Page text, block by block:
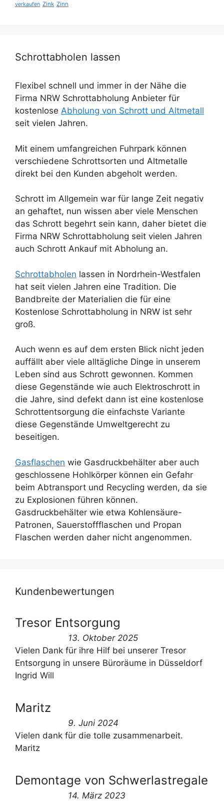
verkaufen Zink Zinn
Schrottabholen lassen
Flexibel schnell und immer in der Nähe die
Firma NRW Schrottabholung Anbieter für
kostenlose Abholung von Schrott und Altmetall
seit vielen Jahren.
Mit einem umfangreichen Fuhrpark können
verschiedene Schrottsorten und Altmetalle
direkt bei den Kunden abgeholt werden.
Schrott im Allgemein war für lange Zeit negativ
an gehaftet, nun wissen aber viele Menschen
das Schrott begehrt sein kann, daher bietet die
Firma NRW Schrottabholung seit vielen Jahren
auch Schrott Ankauf mit Abholung an.
Schrottabholen lassen in Nordrhein-Westfalen
hat seit vielen Jahren eine Tradition. Die
Bandbreite der Materialien die für eine
Kostenlose Schrottabholung in NRW ist sehr
groß.
Auch wenn es auf dem ersten Blick nicht jeden
auffällt aber viele alltägliche Dinge in unserem
Leben sind aus Schrott gewonnen. Kommen
diese Gegenstände wie auch Elektroschrott in
die Jahre, sind defekt dann ist eine kostenlose
Schrottentsorgung die einfachste Variante
diese Gegenstände Umweltgerecht zu
beseitigen.
Gasflaschen wie Gasdruckbehälter aber auch
geschlossene Hohlkörper können ein Gefahr
beim Abtransport und Recycling werden, da sie
zu Explosionen führen können.
Gasdruckbehälter wie etwa Kohlensäure-
Patronen, Sauerstoffflaschen und Propan
Flaschen werden daher nicht angenommen.
Kundenbewertungen
Tresor Entsorgung
13. Oktober 2025
Vielen Dank für ihre Hilf bei unserer Tresor
Entsorgung in unsere Büroräume in Düsseldorf
Ingrid Will
Maritz
9. Juni 2024
Vielen dank für die tolle zusammenarbeit.
Maritz
Demontage von Schwerlastregale
14. März 2023